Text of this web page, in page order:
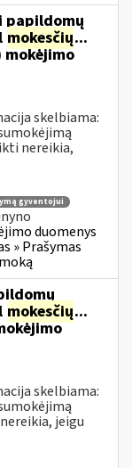
papildomų
mokesčių...
mokėjimo
skelbiama:
nereikia,
gyventojui
duomenys
» Prašymas
mokesčių...
skelbiama:
jeigu